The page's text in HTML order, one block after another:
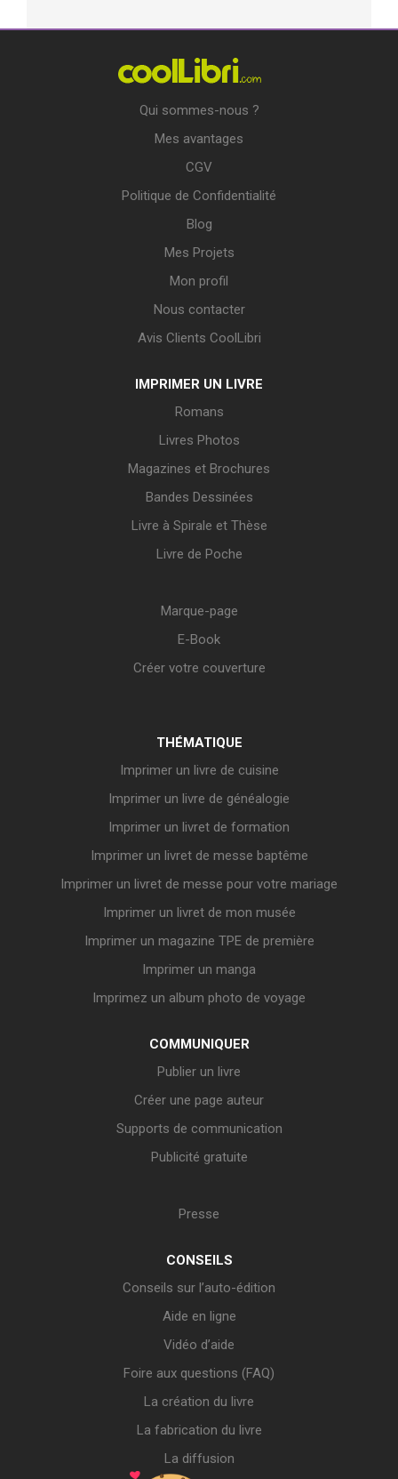
Qui sommes-nous ?
Mes avantages
CGV
Politique de Confidentialité
Blog
Mes Projets
Mon profil
Nous contacter
Avis Clients CoolLibri
IMPRIMER UN LIVRE
Romans
Livres Photos
Magazines et Brochures
Bandes Dessinées
Livre à Spirale et Thèse
Livre de Poche
Marque-page
E-Book
Créer votre couverture
THÉMATIQUE
Imprimer un livre de cuisine
Imprimer un livre de généalogie
Imprimer un livret de formation
Imprimer un livret de messe baptême
Imprimer un livret de messe pour votre mariage
Imprimer un livret de mon musée
Imprimer un magazine TPE de première
Imprimer un manga
Imprimez un album photo de voyage
COMMUNIQUER
Publier un livre
Créer une page auteur
Supports de communication
Publicité gratuite
Presse
CONSEILS
Conseils sur l’auto-édition
Aide en ligne
Vidéo d’aide
Foire aux questions (FAQ)
La création du livre
La fabrication du livre
La diffusion